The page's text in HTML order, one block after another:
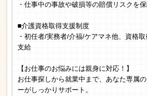
・仕事中の事故や破損等の賠償リスクを
■介護資格取得支援制度
・初任者/実務者/介福/ケアマネ他、資格
支給
【お仕事のお悩みには親身に対応！】
お仕事探しから就業中まで、あなた専属
ーがしっかりサポート。